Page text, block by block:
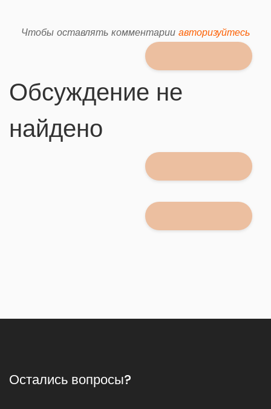
Чтобы оставлять комментарии авторизуйтесь
Обсуждение не
найдено
Остались вопросы?